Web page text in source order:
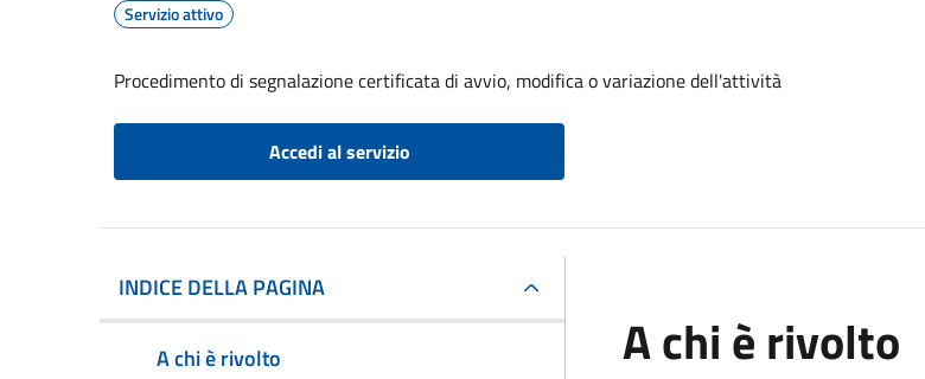
Servizio attivo
Procedimento di segnalazione certificata di avvio, modifica o variazione dell'attività
Accedi al servizio
INDICE DELLA PAGINA
A chi è rivolto
A chi è rivolto